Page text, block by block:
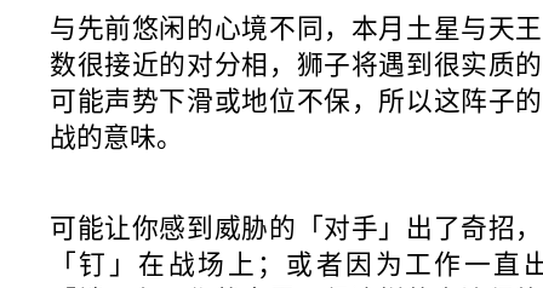
与先前悠闲的心境不同，本月土星与天
数很接近的对分相，狮子将遇到很实质
可能声势下滑或地位不保，所以这阵子
战的意味。
可能让你感到威胁的「对手」出了奇招
「钉」在战场上；或者因为工作一直